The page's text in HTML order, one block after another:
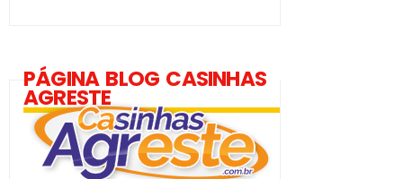
PÁGINA BLOG CASINHAS
AGRESTE